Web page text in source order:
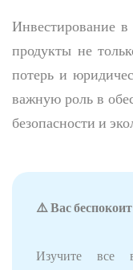
Инвестирование
продукты не
потерь и
важную роль в
безопасности и
⚠️ Вас
Изучите все